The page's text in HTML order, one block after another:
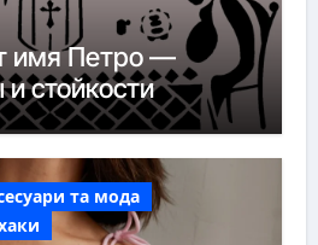
имя Петро —
стойкости
та мода